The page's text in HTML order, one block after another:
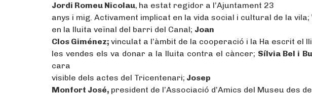
Jordi Romeu Nicolau, ha estat regidor a l’Ajuntament 23
anys i mig. Activament implicat en la vida social i cultural de la vila;
en la lluita veïnal del barri del Canal; Joan
Clos Giménez; vinculat a l’àmbit de la cooperació i la Ha escrit el
les vendes els va donar a la lluita contra el càncer; Sílvia Bel i
cara
visible dels actes del Tricentenari; Josep
Monfort José, president de l’Associació d’Amics del Museu des